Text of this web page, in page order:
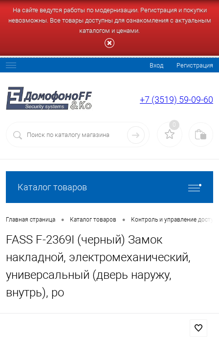
На сайте ведутся работы по модернизации. Регистрация и покупки
невозможны. Все товары доступны для ознакомления с актуальным
каталогом и ценами.
Вход Регистрация
+7 (3519) 59-09-60
0
Каталог товаров
Главная страница • Каталог товаров • Контроль и управление
FASS F-2369I (черный) Замок
накладной, электромеханический,
универсальный (дверь наружу,
внутрь), ро